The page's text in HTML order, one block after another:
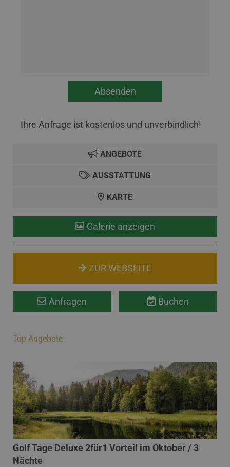
Ihre Anfrage ist kostenlos und unverbindlich!
ANGEBOTE
AUSSTATTUNG
KARTE
Galerie anzeigen
ZUR WEBSEITE
Anfragen Buchen
Top Angebote
Golf Tage Deluxe 2für1 Vorteil im Oktober / 3
Nächte